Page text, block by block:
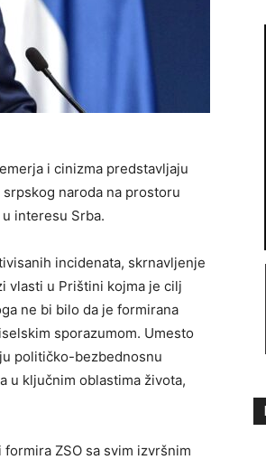
i cinizma predstavljaju
naroda na prostoru
interesu Srba.
incidenata, skrnavljenje
vlasti u Prištini kojma je cilj
ne bi bilo da je formirana
sporazumom. Umesto
političko-bezbednosnu
u ključnim oblastima života,
ZSO sa svim izvršnim